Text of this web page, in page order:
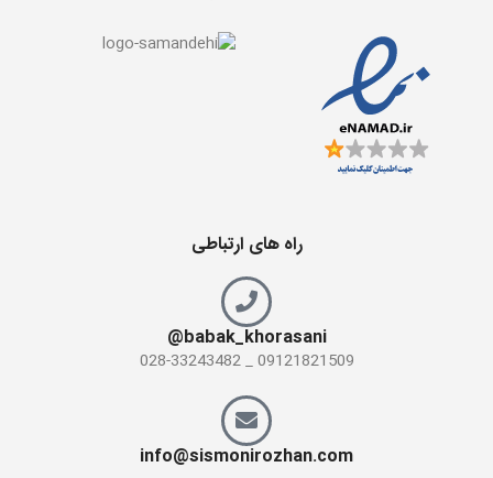
راه های ارتباطی
babak_khorasani@
09121821509 _ 028-33243482
info@sismonirozhan.com